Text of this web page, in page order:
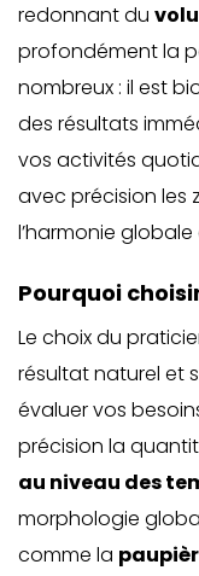
redonnant du
profondément la
nombreux : il est
des résultats
vos activités
avec précision les
l’harmonie
Pourquoi
Le choix du
résultat naturel et
évaluer vos
précision la
au niveau des
morphologie
comme la